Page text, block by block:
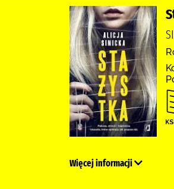
Więcej informacji